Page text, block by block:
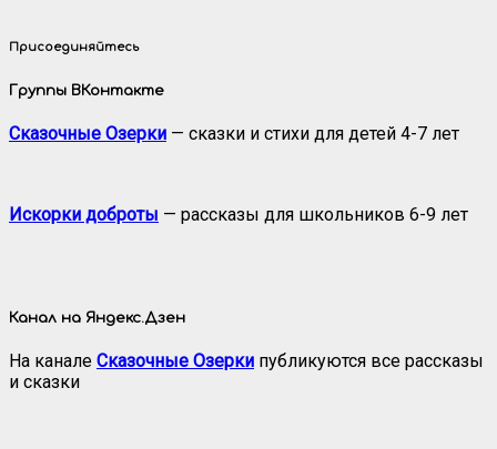
Присоединяйтесь
Группы ВКонтакте
Сказочные Озерки — сказки и стихи для детей 4-7 лет
Искорки доброты — рассказы для школьников 6-9 лет
Канал на Яндекс.Дзен
На канале Сказочные Озерки публикуются все рассказы
и сказки